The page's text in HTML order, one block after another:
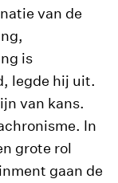
van de
is
legde hij uit.
van kans.
In
grote rol
gaan de